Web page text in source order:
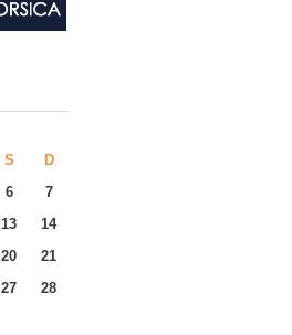
S
D
6
7
13
14
20
21
27
28